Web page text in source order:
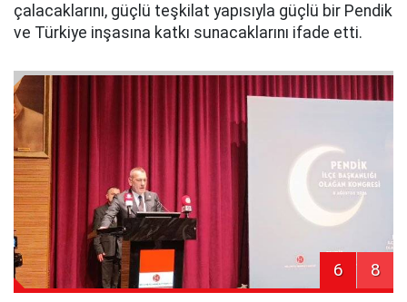
çalacaklarını, güçlü teşkilat yapısıyla güçlü bir Pendik
ve Türkiye inşasına katkı sunacaklarını ifade etti.
6 8